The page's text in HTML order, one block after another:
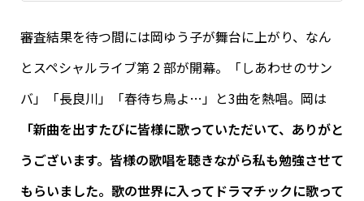
審査結果を待つ間には岡ゆう子が舞台に上がり、なん
とスペシャルライブ第 2 部が開幕。「しあわせのサン
バ」「長良川」「春待ち鳥よ…」と3曲を熱唱。岡は
「新曲を出すたびに皆様に歌っていただいて、ありがと
うございます。皆様の歌唱を聴きながら私も勉強させて
もらいました。歌の世界に入ってドラマチックに歌って